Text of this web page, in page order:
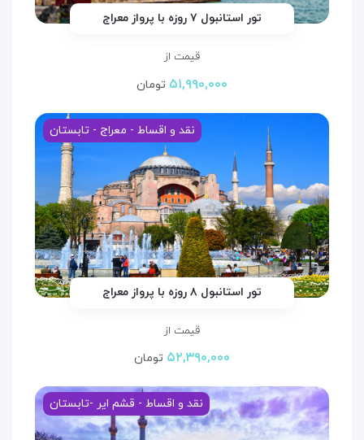
تور استانبول ۷ روزه با پرواز معراج
قیمت از
۵۱,۹۹۰,۰۰۰ تومان
نقد و اقساط - معراج - تابستان
تور استانبول ۸ روزه با پرواز معراج
قیمت از
۵۲,۳۹۰,۰۰۰ تومان
نقد و اقساط - قشم ایر -تابستان